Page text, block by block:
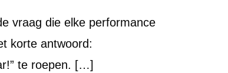
vraag die elke performance
korte antwoord:
te roepen. […]